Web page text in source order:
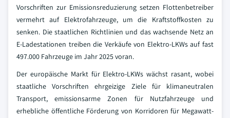
Vorschriften zur Emissionsreduzierung setzen Flottenbetreiber
vermehrt auf Elektrofahrzeuge, um die Kraftstoffkosten zu
senken. Die staatlichen Richtlinien und das wachsende Netz an
E-Ladestationen treiben die Verkäufe von Elektro-LKWs auf fast
497.000 Fahrzeuge im Jahr 2025 voran.
Der europäische Markt für Elektro-LKWs wächst rasant, wobei
staatliche Vorschriften ehrgeizige Ziele für klimaneutralen
Transport, emissionsarme Zonen für Nutzfahrzeuge und
erhebliche öffentliche Förderung von Korridoren für Megawatt-